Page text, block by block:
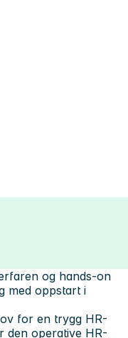
og hands-on
med oppstart i
for en trygg HR-
den operative HR-